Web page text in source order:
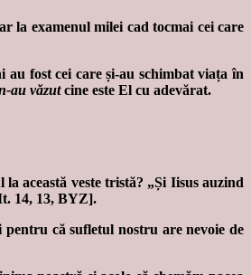
la examenul milei cad tocmai cei care
fost cei care și-au schimbat viața în
au văzutcine este El cu adevărat.
această veste tristă? „Și Iisus auzind
14, 13, BYZ].
că sufletul nostru are nevoie de